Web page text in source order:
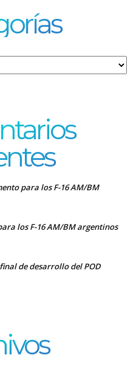
para los F-16 AM/BM
los F-16 AM/BM argentinos
de desarrollo del POD